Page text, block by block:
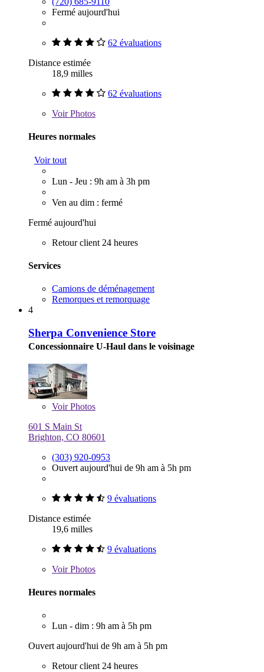
Fermé aujourd'hui
62 évaluations
Distance estimée
18,9 milles
62 évaluations
VoirPhotos
Heures normales
Voir tout
Lun - Jeu : 9h am à 3h pm
Ven au dim : fermé
Fermé aujourd'hui
Retour client 24 heures
Services
Camions de déménagement
Remorques et remorquage
4
Sherpa Convenience Store
Concessionnaire U-Haul dans le voisinage
VoirPhotos
601 S Main St
Brighton, CO 80601
(303) 920-0953
Ouvert aujourd'hui de 9h am à 5h pm
9 évaluations
Distance estimée
19,6 milles
9 évaluations
VoirPhotos
Heures normales
Lun - dim : 9h am à 5h pm
Ouvert aujourd'hui de 9h am à 5h pm
Retour client 24 heures